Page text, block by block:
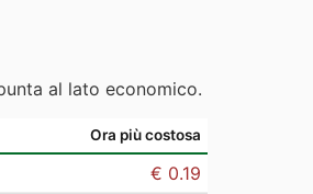
al lato economico.
Ora più costosa
€ 0.19